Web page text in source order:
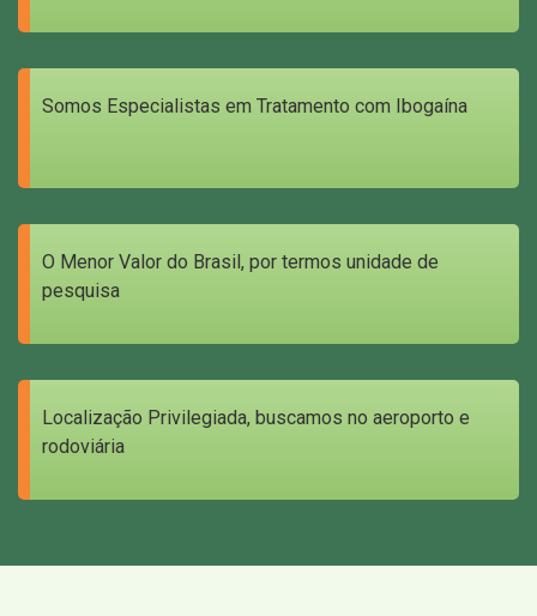
Somos Especialistas em Tratamento com Ibogaína
O Menor Valor do Brasil, por termos unidade de
pesquisa
Localização Privilegiada, buscamos no aeroporto e
rodoviária